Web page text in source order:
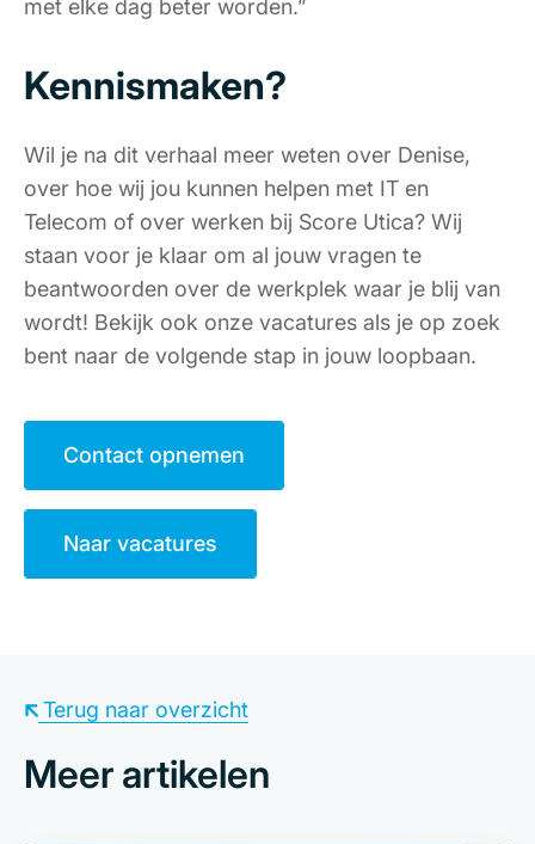
met elke dag beter worden.”
Kennismaken?
Wil je na dit verhaal meer weten over Denise,
over hoe wij jou kunnen helpen met IT en
Telecom of over werken bij Score Utica? Wij
staan voor je klaar om al jouw vragen te
beantwoorden over de werkplek waar je blij van
wordt! Bekijk ook onze vacatures als je op zoek
bent naar de volgende stap in jouw loopbaan.
Contact opnemen
Naar vacatures
Meer artikelen
Terug naar overzicht